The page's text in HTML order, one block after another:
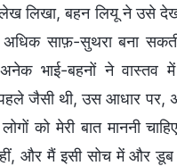
लिखा, बहन लियू ने उसे
साफ़-सुथरा बना
भाई-बहनों ने वास्तव
जैसी थी, उस आधार पर,
को मेरी बात माननी
और मैं इसी सोच में और